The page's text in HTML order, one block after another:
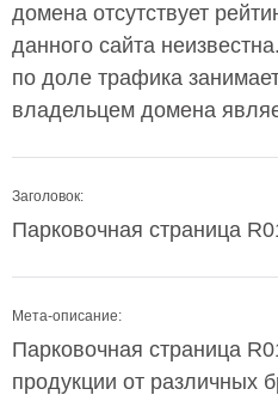
домена отсутствует
данного сайта
по доле трафика
владельцем домена
Заголовок:
Парковочная страница
Мета-описание:
Парковочная страница
продукции от различных